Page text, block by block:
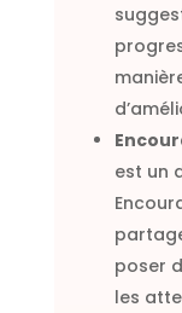
est un
poser
les